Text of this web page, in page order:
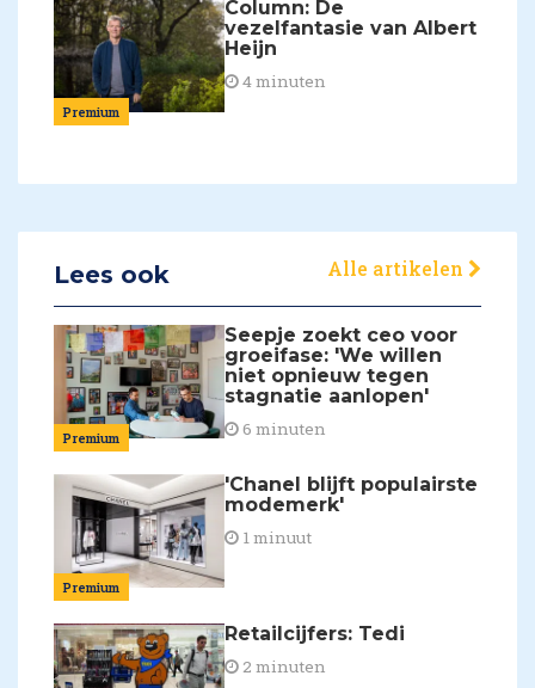
Premium
Column: De
vezelfantasie van Albert
Heijn
4 minuten
Lees ook Alle artikelen
Premium
Seepje zoekt ceo voor
groeifase: 'We willen
niet opnieuw tegen
stagnatie aanlopen'
6 minuten
Premium
'Chanel blijft populairste
modemerk'
1 minuut
Retailcijfers: Tedi
2 minuten